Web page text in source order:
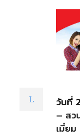
วันที่ 2
– สว
เมี่ยม